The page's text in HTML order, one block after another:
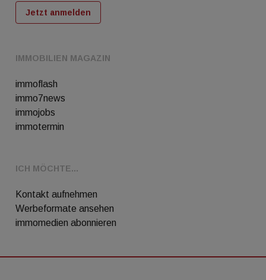
IMMOBILIEN MAGAZIN
immoflash
immo7news
immojobs
immotermin
ICH MÖCHTE...
Kontakt aufnehmen
Werbeformate ansehen
immomedien abonnieren
Jetzt anmelden